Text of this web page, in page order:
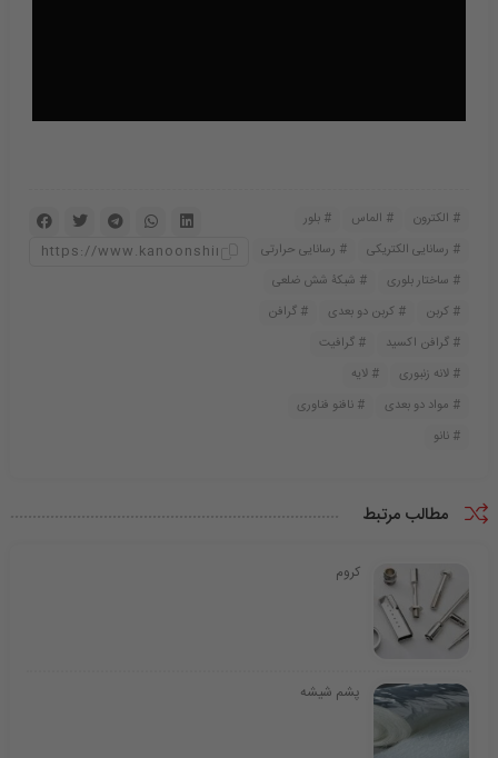
الکترون الماس
بلور
رسانایی الکتریکی
رسانایی حرارتی
ساختار بلوری
شبکۀ شش ضلعی
کربن
کربن دو بعدی
گرافن
گرافن اکسید
گرافیت
لانه زنبوری
لایه
مواد دو بعدی
نافنو فناوری
نانو
مطالب مرتبط
کروم
پشم شیشه